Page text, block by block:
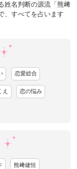
姓名判断の源流「熊﨑
、すべてを占います
恋愛総合
え 恋の悩み
熊﨑健恒